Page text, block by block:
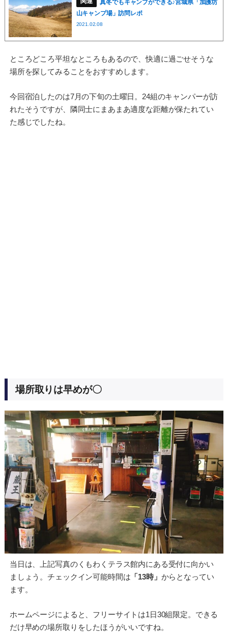
真冬でもキャンプができる♪宮城県「加護坊
山キャンプ場」訪問レポ
2021.02.08
ところどころ平坦なところもあるので、快適に過ごせそうな
場所を探してみることをおすすめします。
今回宿泊したのは7月の下旬の土曜日。24組のキャンパーが訪
れたそうですが、隣同士にまあまあ適度な距離が保たれてい
た感じでしたね。
場所取りは早めが〇
当日は、上記写真のくもわくテラス館内にある受付に向かい
ましょう。チェックイン可能時間は 「13時」 からとなってい
ます。
ホームページによると、フリーサイトは1日30組限定。できる
だけ早めの場所取りをしたほうがいいですね。